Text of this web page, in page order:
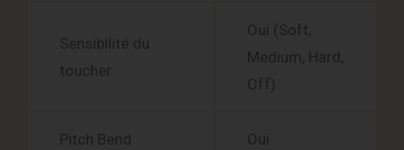
Sensibilité du
toucher
Oui (Soft,
Medium, Hard,
Off)
Pitch Bend Oui